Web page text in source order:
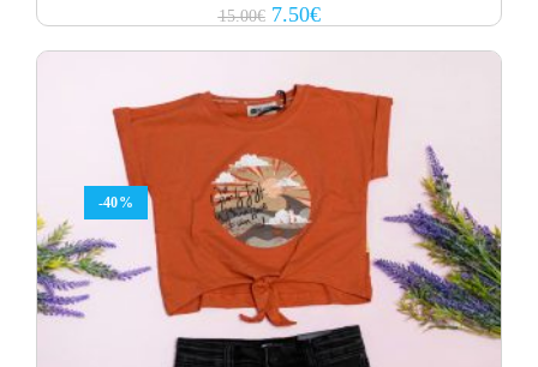
15.00€ Original
price
7.50€Current
price
-40%